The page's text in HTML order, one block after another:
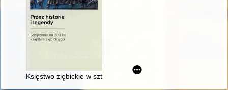
Księstwo ziębickie w sztuce ostatnich stuleci